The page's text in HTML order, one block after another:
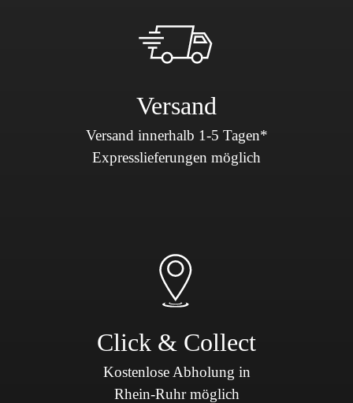
Versand
Versand innerhalb 1-5 Tagen*
Expresslieferungen möglich
Click & Collect
Kostenlose Abholung in
Rhein-Ruhr möglich